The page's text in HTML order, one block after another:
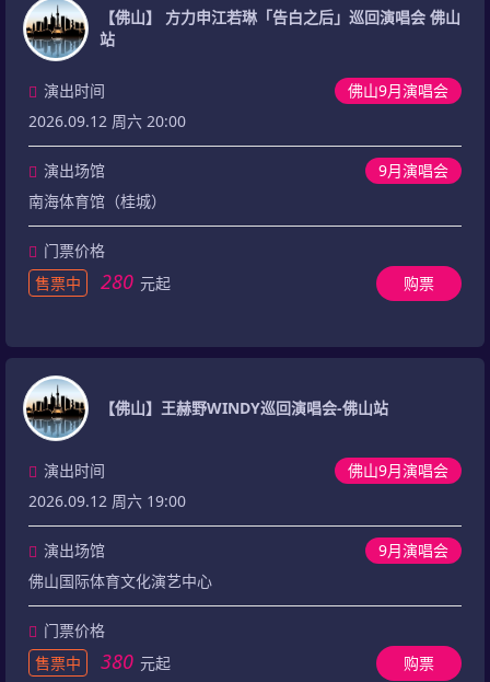
【佛山】 方力申江若琳「告白之后」巡回演唱会 佛山
站
佛山9月演唱会
演出时间
2026.09.12 周六 20:00
9月演唱会
演出场馆
南海体育馆（桂城）
门票价格
售票中
280 元起 购票
【佛山】王赫野WINDY巡回演唱会-佛山站
佛山9月演唱会
演出时间
2026.09.12 周六 19:00
9月演唱会
演出场馆
佛山国际体育文化演艺中心
门票价格
售票中
380 元起 购票